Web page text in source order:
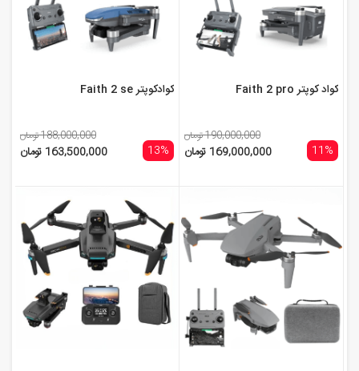
کواد کوپتر Faith 2 pro
11%
190,000,000 تومان
169,000,000 تومان
کوادکوپتر Faith 2 se
13%
188,000,000 تومان
163,500,000 تومان